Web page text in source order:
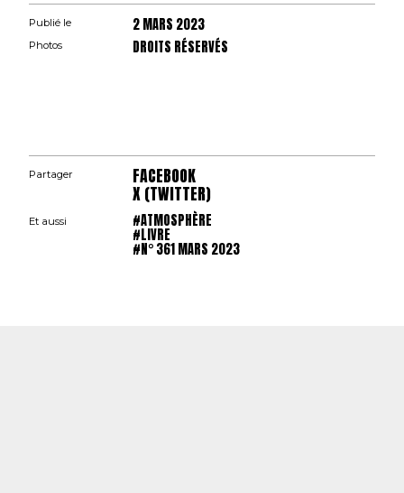
Publié le 2 MARS 2023
Photos DROITS RÉSERVÉS
Partager FACEBOOK
X (TWITTER)
Et aussi #ATMOSPHÈRE
#LIVRE
#N° 361 MARS 2023